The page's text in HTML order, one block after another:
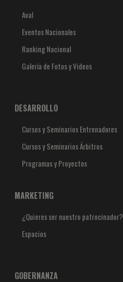
Aval
Eventos Nacionales
Ranking Nacional
Galería de Fotos y Videos
DESARROLLO
Cursos y Seminarios Entrenadores
Cursos y Seminarios Árbitros
Programas y Proyectos
MARKETING
¿Quieres ser nuestro patrocinador?
Espacios
GOBERNANZA